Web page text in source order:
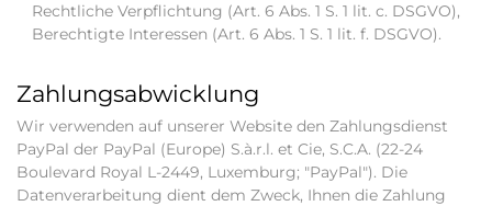
Rechtliche Verpflichtung (Art. 6 Abs. 1 S. 1 lit. c. DSGVO),
Berechtigte Interessen (Art. 6 Abs. 1 S. 1 lit. f. DSGVO).
Zahlungsabwicklung
Wir verwenden auf unserer Website den Zahlungsdienst
PayPal der PayPal (Europe) S.à.r.l. et Cie, S.C.A. (22-24
Boulevard Royal L-2449, Luxemburg; "PayPal"). Die
Datenverarbeitung dient dem Zweck, Ihnen die Zahlung